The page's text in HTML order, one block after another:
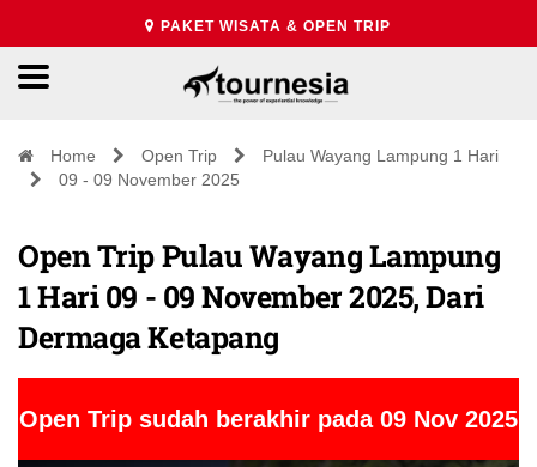
PAKET WISATA & OPEN TRIP
Home Open Trip
Pulau Wayang Lampung 1 Hari
09 - 09 November 2025
Open Trip Pulau Wayang Lampung
1 Hari 09 - 09 November 2025, Dari
Dermaga Ketapang
Open Trip sudah berakhir pada 09 Nov 2025